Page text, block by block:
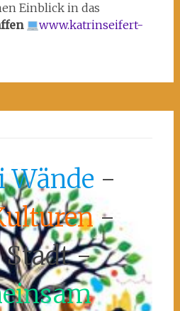
Einblick in das
www.katrinseifert-
Wände -
-
Stadt -